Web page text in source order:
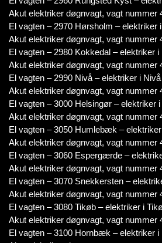
Akut elektriker døgnvagt, vagt nummer
El vagten – 2970 Hørsholm –
Akut elektriker døgnvagt, vagt nummer
El vagten – 2980 Kokkedal – elektriker
Akut elektriker døgnvagt, vagt nummer
El vagten – 2990 Nivå – elektriker i
Akut elektriker døgnvagt, vagt nummer
El vagten – 3000 Helsingør – elektriker
Akut elektriker døgnvagt, vagt nummer
El vagten – 3050 Humlebæk –
Akut elektriker døgnvagt, vagt nummer
El vagten – 3060 Espergærde –
Akut elektriker døgnvagt, vagt nummer
El vagten – 3070 Snekkersten –
Akut elektriker døgnvagt, vagt nummer
El vagten – 3080 Tikøb – elektriker i
Akut elektriker døgnvagt, vagt nummer
El vagten – 3100 Hornbæk – elektriker